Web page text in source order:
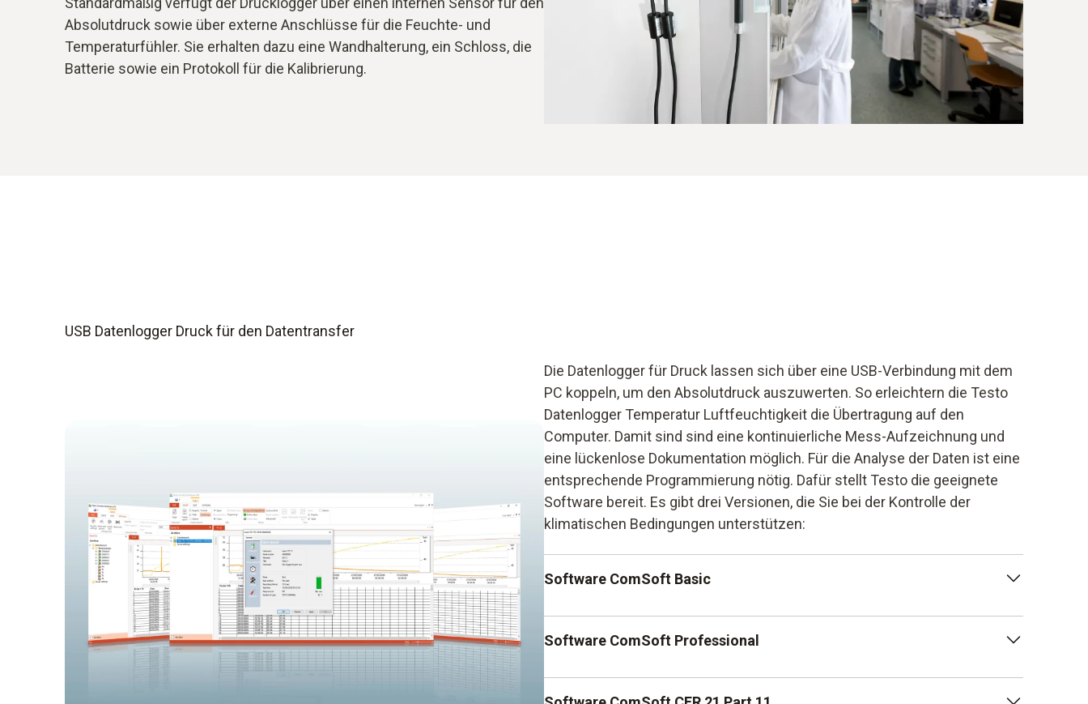
Absolutdruck sowie über externe Anschlüsse für die Feuchte- und
Temperaturfühler. Sie erhalten dazu eine Wandhalterung, ein Schloss, die
Batterie sowie ein Protokoll für die Kalibrierung.
USB Datenlogger Druck für den Datentransfer
Die Datenlogger für Druck lassen sich über eine USB-Verbindung mit dem
PC koppeln, um den Absolutdruck auszuwerten. So erleichtern die Testo
Datenlogger Temperatur Luftfeuchtigkeit die Übertragung auf den
Computer. Damit sind sind eine kontinuierliche Mess-Aufzeichnung und
eine lückenlose Dokumentation möglich. Für die Analyse der Daten ist eine
entsprechende Programmierung nötig. Dafür stellt Testo die geeignete
Software bereit. Es gibt drei Versionen, die Sie bei der Kontrolle der
klimatischen Bedingungen unterstützen:
Software ComSoft Basic
ermöglicht eine zügige Programmierung vom Druck Datenlogger.
Software ComSoft Professional